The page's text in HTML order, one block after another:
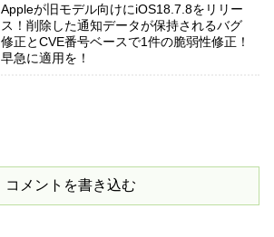
Appleが旧モデル向けにiOS18.7.8をリリー
ス！削除した通知データが保持されるバグ
修正とCVE番号ベースで1件の脆弱性修正！
早急に適用を！
コメントを書き込む